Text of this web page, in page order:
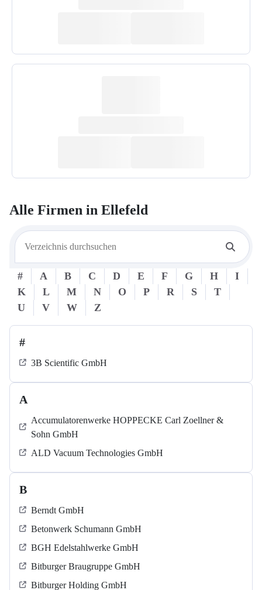
Alle Firmen in Ellefeld
# A B C D E F G H
I
K
L M N O P R S
T
U
V W Z
#
3B Scientific GmbH
A
Accumulatorenwerke HOPPECKE Carl Zoellner &
Sohn GmbH
ALD Vacuum Technologies GmbH
B
Berndt GmbH
Betonwerk Schumann GmbH
BGH Edelstahlwerke GmbH
Bitburger Braugruppe GmbH
Bitburger Holding GmbH